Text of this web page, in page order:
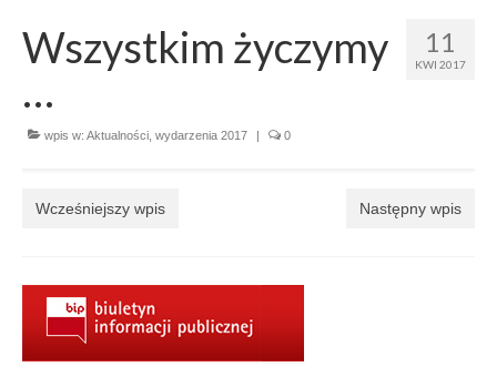
Filia w Bujakowie
Filia w Kobiernicach
wydarzenia 2021
wydarzenia 2020
11
KWI 2017
Wszystkim życzymy
…
wpis w: Aktualności wydarzenia 2017 | 0
Wcześniejszy wpis Następny wpis